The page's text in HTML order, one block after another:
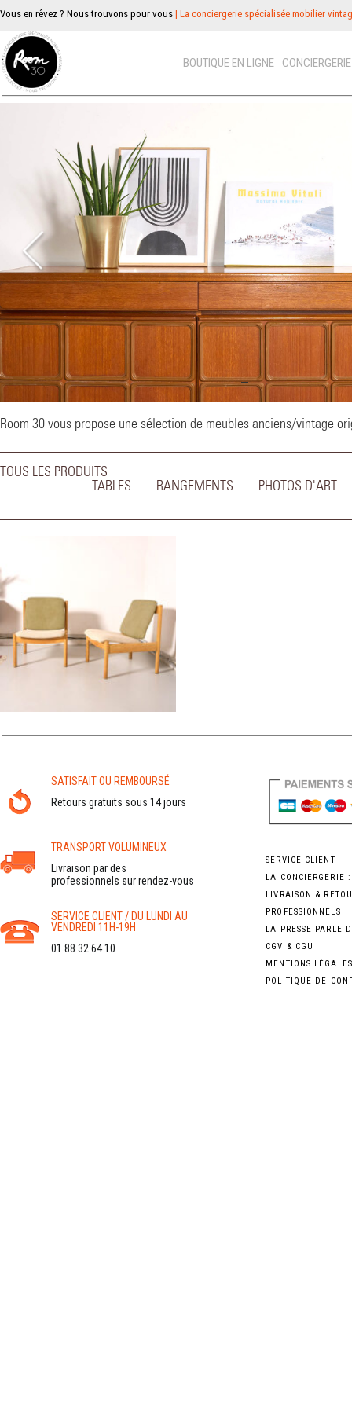
Vous en rêvez ? Nous trouvons pour vous | La conciergerie spécialisée mobilier
BOUTIQUE EN LIGNE
–
Room 30 vous propose une sélection de meubles anciens/vintage
TOUS LES PRODUITS
PHOTOS D'ART
RANGEMENTS
TABLES
SATISFAIT OU REMBOURSÉ
Retours gratuits sous 14 jours
TRANSPORT VOLUMINEUX
Livraison par des
professionnels sur rendez-vous
SERVICE CLIENT / DU LUNDI AU
VENDREDI 11H-19H
01 88 32 64 10
SERVICE CLIENT
LA CONCIERGERIE
LIVRAISON &
PROFESSIONNELS
LA PRESSE PARLE
CGV & CGU
MENTIONS LÉGALES
POLITIQUE DE